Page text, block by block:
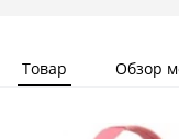
Товар Обзор